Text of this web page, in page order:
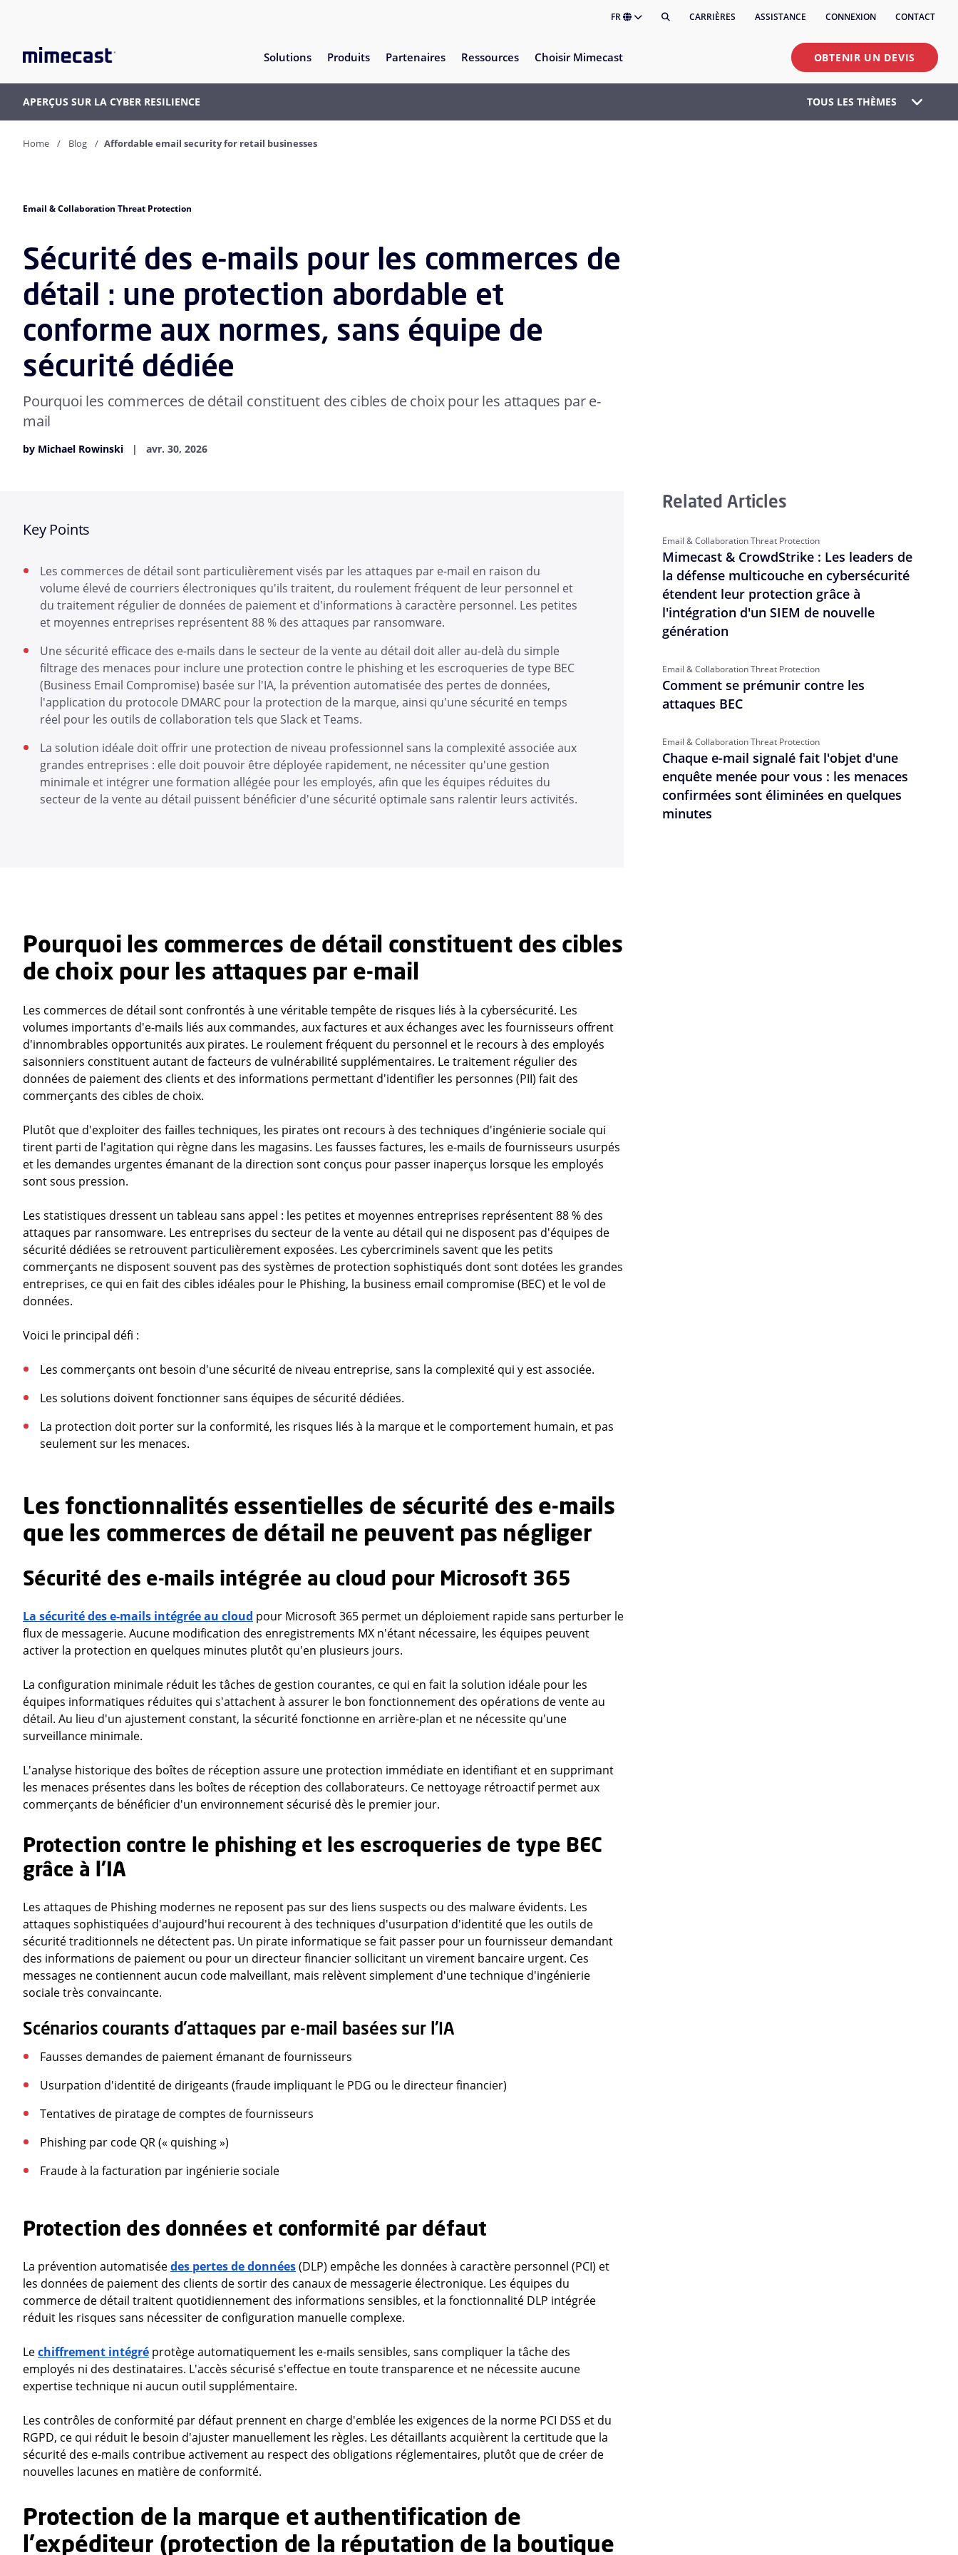
FR CARRIÈRES ASSISTANCE CONNEXION CONTACT
Solutions Produits Partenaires Ressources Choisir Mimecast OBTENIR UN DEVIS
APERÇUS SUR LA CYBER RESILIENCE TOUS LES THÈMES
Home Blog Affordable email security for retail businesses
Email & Collaboration Threat Protection
Sécurité des e-mails pour les commerces de
détail : une protection abordable et
conforme aux normes, sans équipe de
sécurité dédiée
Pourquoi les commerces de détail constituent des cibles de choix pour les attaques par e-
mail
by Michael Rowinski avr. 30, 2026
Key Points
Les commerces de détail sont particulièrement visés par les attaques par e-mail en raison du
volume élevé de courriers électroniques qu'ils traitent, du roulement fréquent de leur personnel et
du traitement régulier de données de paiement et d'informations à caractère personnel. Les petites
et moyennes entreprises représentent 88 % des attaques par ransomware.
Une sécurité efficace des e-mails dans le secteur de la vente au détail doit aller au-delà du simple
filtrage des menaces pour inclure une protection contre le phishing et les escroqueries de type BEC
(Business Email Compromise) basée sur l'IA, la prévention automatisée des pertes de données,
l'application du protocole DMARC pour la protection de la marque, ainsi qu'une sécurité en temps
réel pour les outils de collaboration tels que Slack et Teams.
La solution idéale doit offrir une protection de niveau professionnel sans la complexité associée aux
grandes entreprises : elle doit pouvoir être déployée rapidement, ne nécessiter qu'une gestion
minimale et intégrer une formation allégée pour les employés, afin que les équipes réduites du
secteur de la vente au détail puissent bénéficier d'une sécurité optimale sans ralentir leurs activités.
Pourquoi les commerces de détail constituent des cibles
de choix pour les attaques par e-mail
Les commerces de détail sont confrontés à une véritable tempête de risques liés à la cybersécurité. Les
volumes importants d'e-mails liés aux commandes, aux factures et aux échanges avec les fournisseurs offrent
d'innombrables opportunités aux pirates. Le roulement fréquent du personnel et le recours à des employés
saisonniers constituent autant de facteurs de vulnérabilité supplémentaires. Le traitement régulier des
données de paiement des clients et des informations permettant d'identifier les personnes (PII) fait des
commerçants des cibles de choix.
Plutôt que d'exploiter des failles techniques, les pirates ont recours à des techniques d'ingénierie sociale qui
tirent parti de l'agitation qui règne dans les magasins. Les fausses factures, les e-mails de fournisseurs usurpés
et les demandes urgentes émanant de la direction sont conçus pour passer inaperçus lorsque les employés
sont sous pression.
Les statistiques dressent un tableau sans appel : les petites et moyennes entreprises représentent 88 % des
attaques par ransomware. Les entreprises du secteur de la vente au détail qui ne disposent pas d'équipes de
sécurité dédiées se retrouvent particulièrement exposées. Les cybercriminels savent que les petits
commerçants ne disposent souvent pas des systèmes de protection sophistiqués dont sont dotées les grandes
entreprises, ce qui en fait des cibles idéales pour le Phishing, la business email compromise (BEC) et le vol de
données.
Voici le principal défi :
Les commerçants ont besoin d'une sécurité de niveau entreprise, sans la complexité qui y est associée.
Les solutions doivent fonctionner sans équipes de sécurité dédiées.
La protection doit porter sur la conformité, les risques liés à la marque et le comportement humain, et pas
seulement sur les menaces.
Les fonctionnalités essentielles de sécurité des e-mails
que les commerces de détail ne peuvent pas négliger
Sécurité des e-mails intégrée au cloud pour Microsoft 365
La sécurité des e-mails intégrée au cloud pour Microsoft 365 permet un déploiement rapide sans perturber le
flux de messagerie. Aucune modification des enregistrements MX n'étant nécessaire, les équipes peuvent
activer la protection en quelques minutes plutôt qu'en plusieurs jours.
La configuration minimale réduit les tâches de gestion courantes, ce qui en fait la solution idéale pour les
équipes informatiques réduites qui s'attachent à assurer le bon fonctionnement des opérations de vente au
détail. Au lieu d'un ajustement constant, la sécurité fonctionne en arrière-plan et ne nécessite qu'une
surveillance minimale.
L'analyse historique des boîtes de réception assure une protection immédiate en identifiant et en supprimant
les menaces présentes dans les boîtes de réception des collaborateurs. Ce nettoyage rétroactif permet aux
commerçants de bénéficier d'un environnement sécurisé dès le premier jour.
Protection contre le phishing et les escroqueries de type BEC
grâce à l'IA
Les attaques de Phishing modernes ne reposent pas sur des liens suspects ou des malware évidents. Les
attaques sophistiquées d'aujourd'hui recourent à des techniques d'usurpation d'identité que les outils de
sécurité traditionnels ne détectent pas. Un pirate informatique se fait passer pour un fournisseur demandant
des informations de paiement ou pour un directeur financier sollicitant un virement bancaire urgent. Ces
messages ne contiennent aucun code malveillant, mais relèvent simplement d'une technique d'ingénierie
sociale très convaincante.
Scénarios courants d'attaques par e-mail basées sur l'IA
Fausses demandes de paiement émanant de fournisseurs
Usurpation d'identité de dirigeants (fraude impliquant le PDG ou le directeur financier)
Tentatives de piratage de comptes de fournisseurs
Phishing par code QR (« quishing »)
Fraude à la facturation par ingénierie sociale
Protection des données et conformité par défaut
La prévention automatiséedes pertes de données(DLP) empêche les données à caractère personnel (PCI) et
les données de paiement des clients de sortir des canaux de messagerie électronique. Les équipes du
commerce de détail traitent quotidiennement des informations sensibles, et la fonctionnalité DLP intégrée
réduit les risques sans nécessiter de configuration manuelle complexe.
Lechiffrement intégré protège automatiquement les e-mails sensibles, sans compliquer la tâche des
employés ni des destinataires. L'accès sécurisé s'effectue en toute transparence et ne nécessite aucune
expertise technique ni aucun outil supplémentaire.
Les contrôles de conformité par défaut prennent en charge d'emblée les exigences de la norme PCI DSS et du
RGPD, ce qui réduit le besoin d'ajuster manuellement les règles. Les détaillants acquièrent la certitude que la
sécurité des e-mails contribue activement au respect des obligations réglementaires, plutôt que de créer de
nouvelles lacunes en matière de conformité.
Protection de la marque et authentification de
l'expéditeur (protection de la réputation de la boutique
Related Articles
Email & Collaboration Threat Protection
Mimecast & CrowdStrike : Les leaders de
la défense multicouche en cybersécurité
étendent leur protection grâce à
l'intégration d'un SIEM de nouvelle
génération
Email & Collaboration Threat Protection
Comment se prémunir contre les
attaques BEC
Email & Collaboration Threat Protection
Chaque e-mail signalé fait l'objet d'une
enquête menée pour vous : les menaces
confirmées sont éliminées en quelques
minutes